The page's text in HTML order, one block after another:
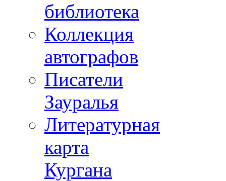
библиотека
Коллекция
автографов
Писатели
Зауралья
Литературная
карта
Кургана